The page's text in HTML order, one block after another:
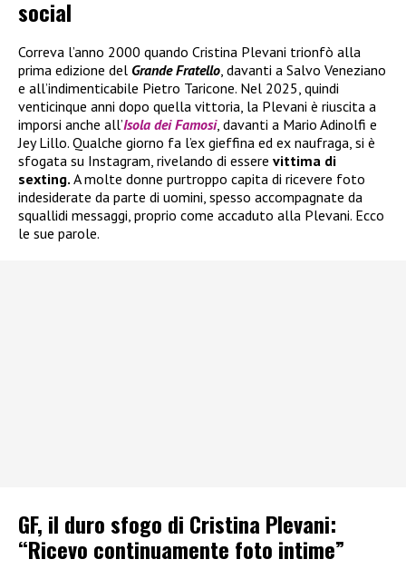
social
Correva l’anno 2000 quando Cristina Plevani trionfò alla
prima edizione del Grande Fratello , davanti a Salvo Veneziano
e all’indimenticabile Pietro Taricone. Nel 2025, quindi
venticinque anni dopo quella vittoria, la Plevani è riuscita a
imporsi anche all’Isola dei Famosi, davanti a Mario Adinolfi e
Jey Lillo. Qualche giorno fa l’ex gieffina ed ex naufraga, si è
sfogata su Instagram, rivelando di essere vittima di
sexting. A molte donne purtroppo capita di ricevere foto
indesiderate da parte di uomini, spesso accompagnate da
squallidi messaggi, proprio come accaduto alla Plevani. Ecco
le sue parole.
GF, il duro sfogo di Cristina Plevani:
“Ricevo continuamente foto intime”